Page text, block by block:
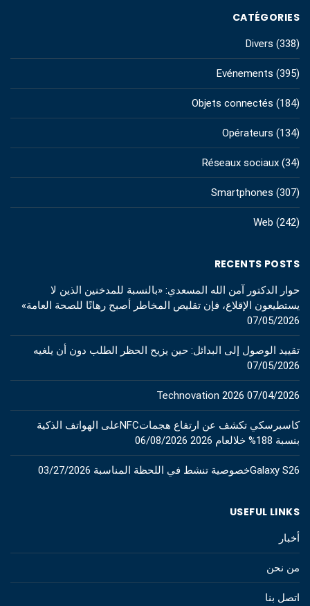
CATÉGORIES
Divers (338)
Evénements (395)
Objets connectés (184)
Opérateurs (134)
Réseaux sociaux (34)
Smartphones (307)
Web (242)
RECENTS POSTS
حوار الدكتور آمن الله المسعدي: «بالنسبة للمدخنين الذين لا
يستطيعون الإقلاع، فإن تقليص المخاطر أصبح رهانًا للصحة العامة»
07/05/2026
تقييد الوصول إلى البدائل: حين يزيح الحظر الطلب دون أن يلغيه
07/05/2026
Technovation 2026 07/04/2026
كاسبرسكي تكشف عن ارتفاع هجماتNFCعلى الهواتف الذكية
بنسبة 188% خلالعام 2026
06/08/2026
Galaxy S26خصوصية تنشط في اللحظة المناسبة 03/27/2026
USEFUL LINKS
أخبار
من نحن
اتصل بنا